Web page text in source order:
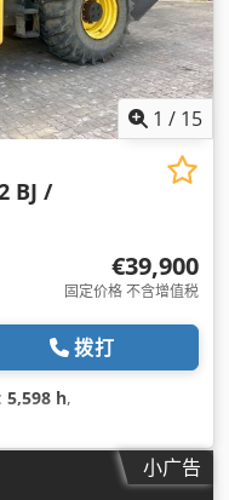
1 / 15
BJ /
€39,900
固定价格 不含增值税
拨打
5,598 h,
小广告